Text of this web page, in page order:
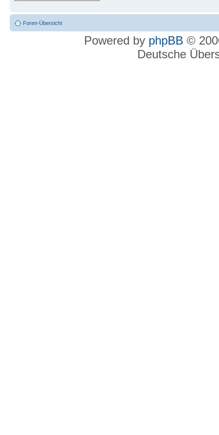
Foren-Übersicht
Powered by phpBB ©
Deutsche